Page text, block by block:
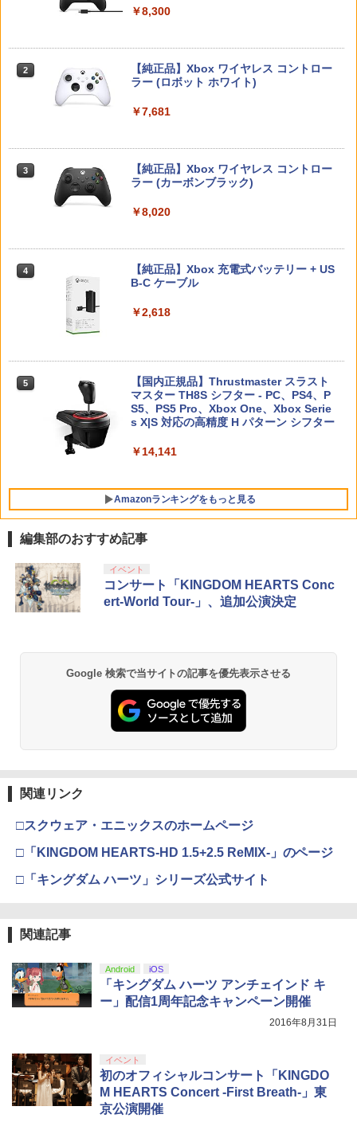
￥8,582
2】 BEEPAAAAA [BEEPAAAAA]
￥8,960
任天堂 【Switch2】マリオカート ワール
ド [BEE-P-AAAAA NSW2 マリオカ-ト
ワ-ルド]
￥8,970
Nintendo Switch 2 オールインボックス
￥9,073
スタイル」DLC)
ンス PS5版(【初回封入特典】魔導船＆
かけだし騎士の応援パック・かけだし騎
サドン ストライク 5 デラックスエディシ
【特典】ドラゴンクエストモンスターズ
4 枯れ木の国のビアンカ・フローラ P
S5版(【早期購入封入特典】冒険スター
【中古】PS2 ギャロップレーサー6 −R
￥660
￥980
4
タイガーシャークマネーカード(「GTAオ
ンライン」マネー$20万)DLCのプロダク
5
【中古】Nintendo Switch Proコントロ
ーラー HAC-A-FSSKA【千葉】保証期間
1週間【ランクC】
￥4,316
や姫！」通常版【Blu-ray】(アクリルコ
ースター) [ 夏吉ゆうこ ]
マシンロボ ぶっちぎりバトルハッカーズ
全31話BOXセット ブルーレイ【Blu-ra
y】
￥7,300
窩座再来(完全生産限定版)【Blu-ray】 [
吾峠呼世晴 ]
￥8,690
￥5,832
スプラトゥーン レイダース -Switch2
￥6,447
Nintendo Switch 2(日本語・国内専用)
￥55,491
ンラインコード版
ニンテンドープリペイド番号 5000円|オ
ンラインコード版
Beast of Reincarnation -PS5 【特典】
J) PlayStation 5
トローラー ミッドナイト ブラック(CFI-
ZCT2J01)
【純正品】DualSense ワイヤレスコン
トローラー(CFI-ZCT2J)
￥10,737
￥8,300
2
【純正品】Xbox ワイヤレス コントロー
ラー (ロボット ホワイト)
￥7,681
3
【純正品】Xbox ワイヤレス コントロー
ラー (カーボンブラック)
￥8,020
4
【純正品】Xbox 充電式バッテリー + US
B-C ケーブル
￥2,618
5
【国内正規品】Thrustmaster スラスト
マスター TH8S シフター - PC、PS4、P
S5、PS5 Pro、Xbox One、Xbox Serie
s X|S 対応の高精度 H パターン シフター
￥14,141
Amazonランキングをもっと見る
1
劇場版「鬼滅の刃」無限城編 第一章 猗
窩座再来 通常版 [Blu-ray]
劇場版「鬼滅の刃」無限城編 第一章 猗
窩座再来 通常版 [DVD]
￥3,523
3
ナル三方背収納ケース付きコレクション)
(オリジナル特典:オリジナル巾着＋メー
カー特典:【坤と離】二振りの剣、十翼よ
り来たる！スタジオ描き下ろしイラスト
ボード付) [Blu-ray]
4
窩座再来 完全生産限定版 [Blu-ray]
￥8,698
5
『映画 ラブライブ！蓮ノ空女学院スクー
ルアイドルクラブ Bloom Garden Part
y』Blu-ray（特装限定版）
編集部のおすすめ記事
イベント
コンサート「KINGDOM HEARTS Conc
ert-World Tour-」、追加公演決定
Google 検索で当サイトの記事を優先表示させる
関連リンク
□スクウェア・エニックスのホームページ
□「KINGDOM HEARTS-HD 1.5+2.5 ReMIX-」のページ
□「キングダム ハーツ」シリーズ公式サイト
関連記事
Android iOS
「キングダム ハーツ アンチェインド キ
ー」配信1周年記念キャンペーン開催
2016年8月31日
イベント
初のオフィシャルコンサート「KINGDO
M HEARTS Concert -First Breath-」東
京公演開催